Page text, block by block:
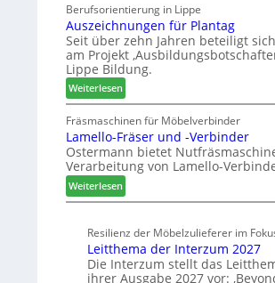
e
n
a
u
s
f
ü
r
W
e
m
h
ö
n
e
r
c
h
e
n
s
t
a
u
r
a
u
m
-
o
r
t
Berufsorientierung in Lippe
Auszeichnungen für Plantag
Seit über zehn Jahren beteiligt
am Projekt
Lippe Bildung.
Weiterlesen:
A
u
s
z
e
c
n
u
n
g
Fräsmaschinen für Möbelverbinder
Lamello-Fräser und -Verbinder
Ostermann bietet
Verarbeitung von Lamello-
Weiterlesen:
L
m
e
l
Resilienz der Möbelzulieferer im
Leitthema der Interzum 2027
Die Interzum stellt das
ihrer Ausgabe 2027 vor: